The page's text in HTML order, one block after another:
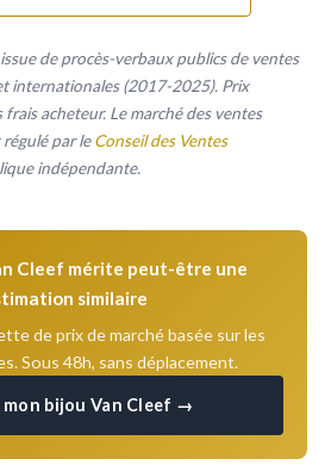
de procès-verbaux publics de ventes
internationales (2017-2025). Prix
acheteur. Le marché des ventes
par leConseil des Ventes
indépendante.
Cleef mérite peut-être une
similaire
de prix de marché basée sur les
Sous 48h, sans déplacement.
mon bijou Van Cleef →